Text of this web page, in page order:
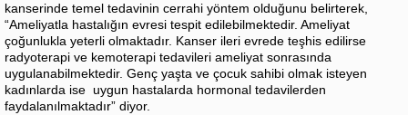
kanserinde temel tedavinin cerrahi yöntem olduğunu belirterek,
“Ameliyatla hastalığın evresi tespit edilebilmektedir. Ameliyat
çoğunlukla yeterli olmaktadır. Kanser ileri evrede teşhis edilirse
radyoterapi ve kemoterapi tedavileri ameliyat sonrasında
uygulanabilmektedir. Genç yaşta ve çocuk sahibi olmak isteyen
kadınlarda ise uygun hastalarda hormonal tedavilerden
faydalanılmaktadır” diyor.